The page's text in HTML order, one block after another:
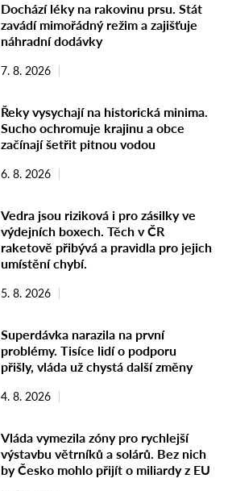
Dochází léky na rakovinu prsu. Stát
zavádí mimořádný režim a zajišťuje
náhradní dodávky
7. 8. 2026
Řeky vysychají na historická minima.
Sucho ochromuje krajinu a obce
začínají šetřit pitnou vodou
6. 8. 2026
Vedra jsou riziková i pro zásilky ve
výdejních boxech. Těch v ČR
raketově přibývá a pravidla pro jejich
umístění chybí.
5. 8. 2026
Superdávka narazila na první
problémy. Tisíce lidí o podporu
přišly, vláda už chystá další změny
4. 8. 2026
Vláda vymezila zóny pro rychlejší
výstavbu větrníků a solárů. Bez nich
by Česko mohlo přijít o miliardy z EU